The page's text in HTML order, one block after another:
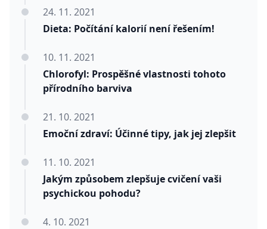
Dieta: Počítání kalorií není řešením!
24. 11. 2021
Chlorofyl: Prospěšné vlastnosti tohoto
přírodního barviva
10. 11. 2021
Emoční zdraví: Účinné tipy, jak jej zlepšit
21. 10. 2021
Jakým způsobem zlepšuje cvičení vaši
psychickou pohodu?
11. 10. 2021
4. 10. 2021